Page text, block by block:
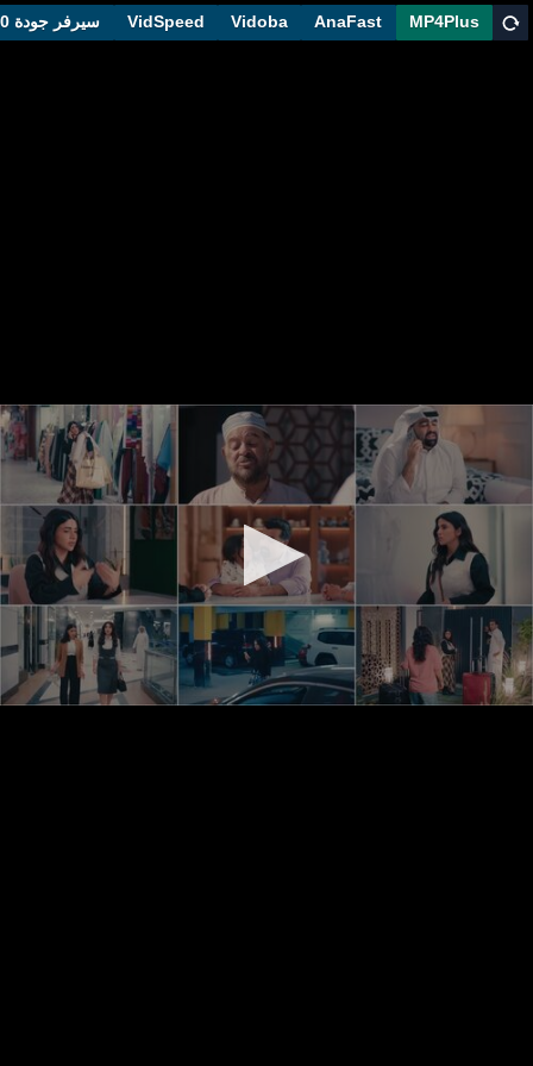
MP4Plus
AnaFast
Vidoba
VidSpeed سيرفر جودة 1080